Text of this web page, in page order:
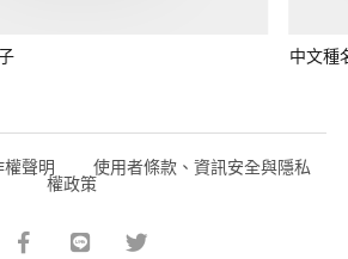
中文種
聲明 使用者條款、資訊安全與隱私
權政策